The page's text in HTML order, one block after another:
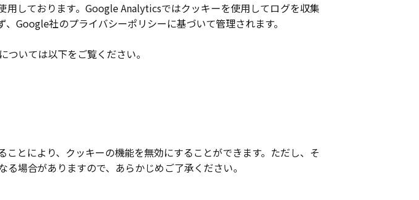
しております。Google Analyticsではクッキーを使用してログを収集
Google社のプライバシーポリシーに基づいて管理されます。
いては以下をご覧ください。
とにより、クッキーの機能を無効にすることができます。ただし、そ
場合がありますので、あらかじめご了承ください。